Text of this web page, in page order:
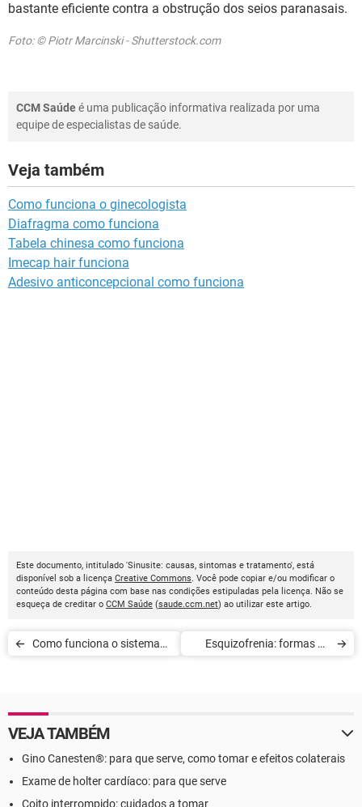
bastante eficiente contra a obstrução dos seios paranasais.
Foto: © Piotr Marcinski - Shutterstock.com
CCM Saúdeé uma publicação informativa realizada por uma
equipe de especialistas de saúde.
Veja também
Como funciona o ginecologista
Diafragma como funciona
Tabela chinesa como funciona
Imecap hair funciona
Adesivo anticoncepcional como funciona
Este documento, intitulado 'Sinusite: causas, sintomas e tratamento', está
disponível sob a licença Creative Commons. Você pode copiar e/ou modificar o
conteúdo desta página com base nas condições estipuladas pela licença. Não se
esqueça de creditar o CCM Saúde (saude.ccm.net) ao utilizar este artigo.
Como funciona o sistema
Esquizofrenia: formas de
VEJA TAMBÉM
Gino Canesten®: para que serve, como tomar e efeitos colaterais
Exame de holter cardíaco: para que serve
Coito interrompido: cuidados a tomar